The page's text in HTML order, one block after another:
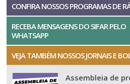
CONFIRA NOSSOS PROGRAMAS DE
RECEBA MENSAGENS DO SIFAR PELO
WHATSAPP
VEJA TAMBÉM NOSSOS JORNAIS E
Assembleia de